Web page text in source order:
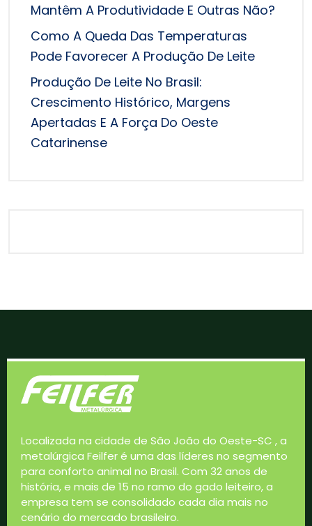
Mantêm A Produtividade E Outras Não?
Como A Queda Das Temperaturas
Pode Favorecer A Produção De Leite
Produção De Leite No Brasil:
Crescimento Histórico, Margens
Apertadas E A Força Do Oeste
Catarinense
Localizada na cidade de São João do Oeste-SC , a
metalúrgica Feilfer é uma das líderes no segmento
para conforto animal no Brasil. Com 32 anos de
história, e mais de 15 no ramo do gado leiteiro, a
empresa tem se consolidado cada dia mais no
cenário do mercado brasileiro.